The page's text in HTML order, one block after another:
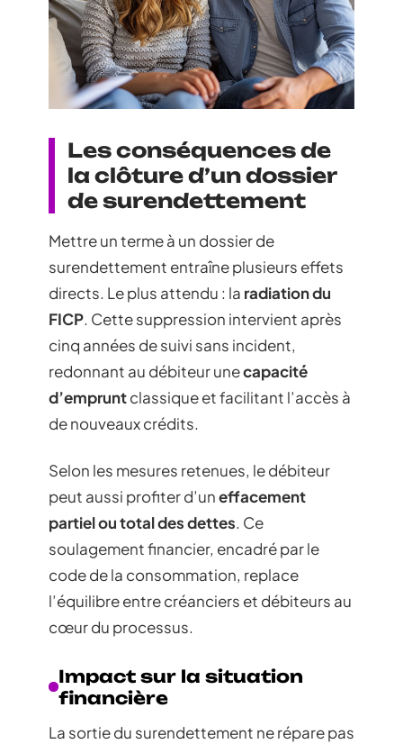
Les conséquences de
la clôture d’un dossier
de surendettement
Mettre un terme à un dossier de
surendettement entraîne plusieurs effets
directs. Le plus attendu : la radiation du
FICP. Cette suppression intervient après
cinq années de suivi sans incident,
redonnant au débiteur unecapacité
d’empruntclassique et facilitant l’accès à
de nouveaux crédits.
Selon les mesures retenues, le débiteur
peut aussi profiter d’uneffacement
partiel ou total des dettes. Ce
soulagement financier, encadré par le
code de la consommation, replace
l’équilibre entre créanciers et débiteurs au
cœur du processus.
Impact sur la situation
financière
La sortie du surendettement ne répare pas